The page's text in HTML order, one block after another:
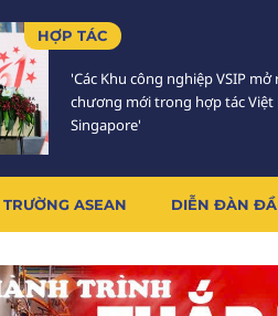
HỢP TÁC
'Các Khu công nghiệp VSIP mở
chương mới trong hợp tác Việt
Singapore'
ASEAN DIỄN ĐÀN